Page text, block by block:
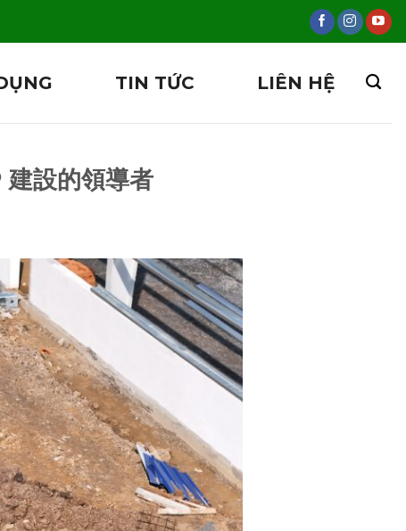
TIN TỨC LIÊN HỆ
設的領導者